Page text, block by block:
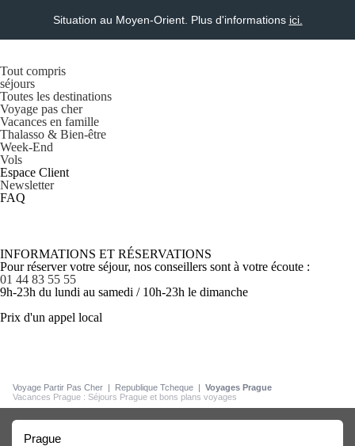
Situation au Moyen-Orient. Plus d'informations ici.
Tout compris
séjours
Toutes les destinations
Voyage pas cher
Vacances en famille
Thalasso & Bien-être
Week-End
Vols
Espace Client
Newsletter
FAQ
INFORMATIONS ET RÉSERVATIONS
Pour réserver votre séjour, nos conseillers sont à votre écoute :
01 44 83 55 55
9h-23h du lundi au samedi / 10h-23h le dimanche
Prix d'un appel local
Voyage Partir Pas Cher | Republique Tcheque | Voyages Prague
Vacances Prague : Séjours Prague et bons plans voyages
Prague